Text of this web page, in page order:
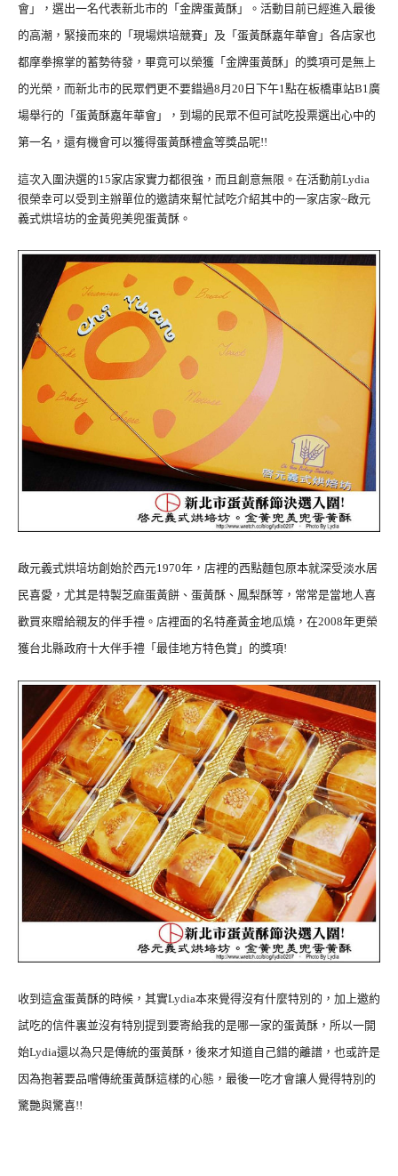
會」，選出一名代表新北市的「金牌蛋黃酥」。活動目前已經進入最後
的高潮，緊接而來的「現場烘培競賽」及「蛋黃酥嘉年華會」各店家也
都摩拳擦掌的蓄勢待發，畢竟可以榮獲「金牌蛋黃酥」的獎項可是無上
的光榮，而新北市的民眾們更不要錯過8月20日下午1點在板橋車站B1廣
場舉行的「蛋黃酥嘉年華會」，到場的民眾不但可試吃投票選出心中的
第一名，還有機會可以獲得蛋黃酥禮盒等獎品呢!!
這次入圍決選的15家店家實力都很強，而且創意無限。在活動前Lydia
很榮幸可以受到主辦單位的邀請來幫忙試吃介紹其中的一家店家~啟元
義式烘培坊的金黃兜美兜蛋黃酥。
啟元義式烘培坊創始於西元1970年，店裡的西點麵包原本就深受淡水居
民喜愛，尤其是特製芝麻蛋黃餅、蛋黃酥、鳳梨酥等，常常是當地人喜
歡買來贈給親友的伴手禮。店裡面的名特產黃金地瓜燒，在2008年更榮
獲台北縣政府十大伴手禮「最佳地方特色賞」的獎項!
收到這盒蛋黃酥的時候，其實Lydia本來覺得沒有什麼特別的，加上邀約
試吃的信件裏並沒有特別提到要寄給我的是哪一家的蛋黃酥，所以一開
始Lydia還以為只是傳統的蛋黃酥，後來才知道自己錯的離譜，也或許是
因為抱著要品嚐傳統蛋黃酥這樣的心態，最後一吃才會讓人覺得特別的
驚艷與驚喜!!